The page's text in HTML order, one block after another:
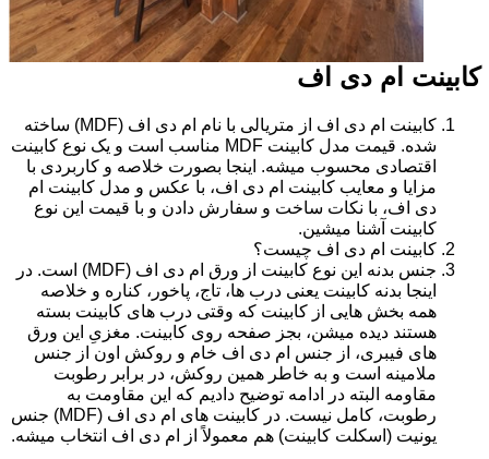
کابینت ام دی اف
کابینت ام دی اف از متریالی با نام ام دی اف (MDF) ساخته
شده. قیمت مدل کابینت MDF مناسب است و یک نوع کابینت
اقتصادی محسوب میشه. اینجا بصورت خلاصه و کاربردی با
مزایا و معایب کابینت ام دی اف، با عکس و مدل کابینت ام
دی اف، با نکات ساخت و سفارش دادن و با قیمت این نوع
کابینت آشنا میشین.
کابینت ام دی اف چیست؟
جنس بدنه این نوع کابینت از ورق ام دی اف (MDF) است. در
اینجا بدنه کابینت یعنی درب ها، تاج، پاخور، کناره و خلاصه
همه بخش هایی از کابینت که وقتی درب های کابینت بسته
هستند دیده میشن، بجز صفحه روی کابینت. مغزیِ این ورق
های فیبری، از جنس ام دی اف خام و روکش اون از جنس
ملامینه است و به خاطر همین روکش، در برابر رطوبت
مقاومه البته در ادامه توضیح دادیم که این مقاومت به
رطوبت، کامل نیست. در کابینت های ام دی اف (MDF) جنس
یونیت (اسکلت کابینت) هم معمولاً از ام دی اف انتخاب میشه.